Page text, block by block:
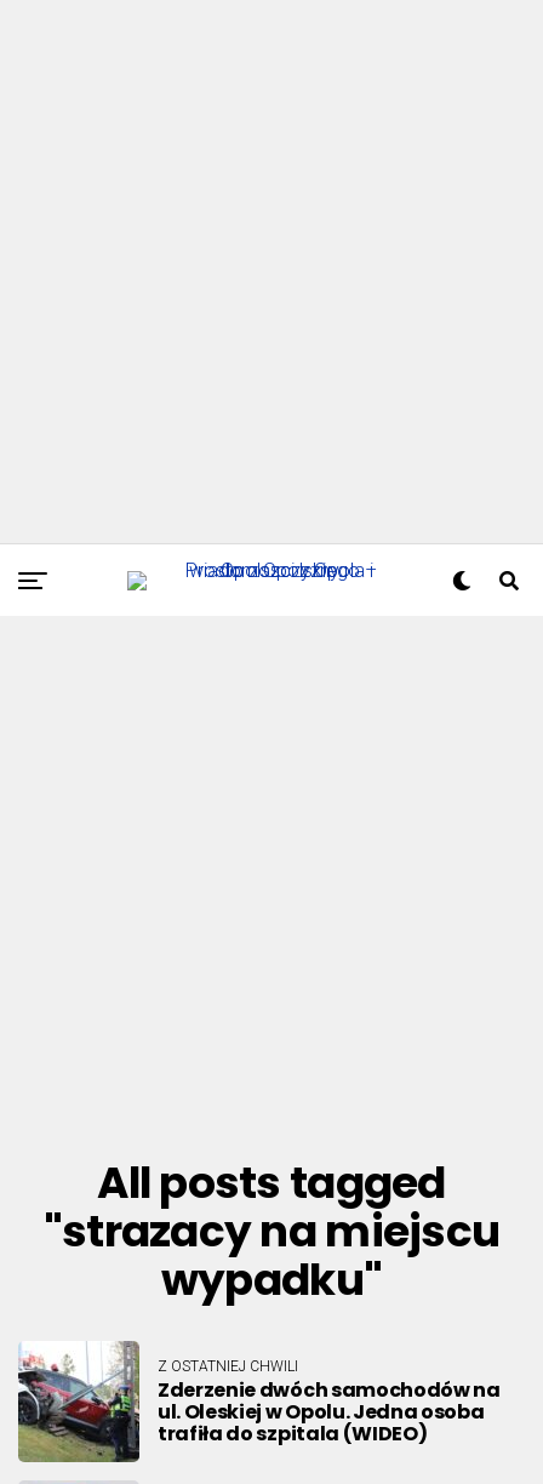
All posts tagged
"strazacy na miejscu
wypadku"
Z OSTATNIEJ CHWILI
Zderzenie dwóch samochodów na
ul. Oleskiej w Opolu. Jedna osoba
trafiła do szpitala (WIDEO)